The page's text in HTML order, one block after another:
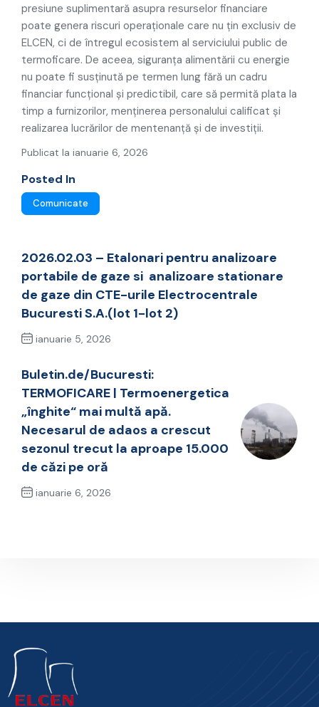
presiune suplimentară asupra resurselor financiare
poate genera riscuri operaționale care nu țin exclusiv de
ELCEN, ci de întregul ecosistem al serviciului public de
termoficare. De aceea, siguranța alimentării cu energie
nu poate fi susținută pe termen lung fără un cadru
financiar funcțional și predictibil, care să permită plata la
timp a furnizorilor, menținerea personalului calificat și
realizarea lucrărilor de mentenanță și de investiții.
Publicat la ianuarie 6, 2026
Posted In
Comunicate
2026.02.03 – Etalonari pentru analizoare
portabile de gaze si analizoare stationare
de gaze din CTE-urile Electrocentrale
Bucuresti S.A.(lot 1-lot 2)
ianuarie 5, 2026
Buletin.de/Bucuresti:
TERMOFICARE | Termoenergetica
„înghite“ mai multă apă.
Necesarul de adaos a crescut
sezonul trecut la aproape 15.000
de căzi pe oră
ianuarie 6, 2026